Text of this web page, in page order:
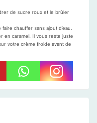
de sucre roux et le brûler
chauffer sans ajout d’eau.
en caramel. Il vous reste juste
votre crème froide avant de